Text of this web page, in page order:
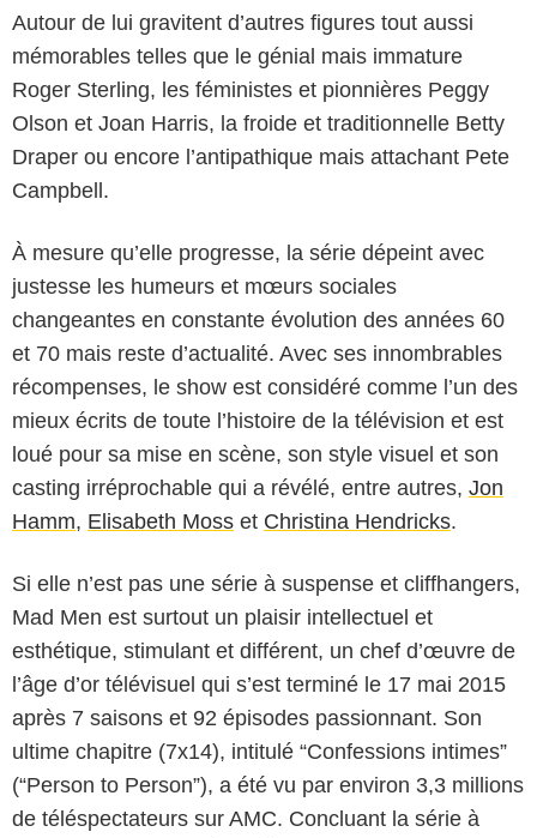
Autour de lui gravitent d’autres figures tout aussi
mémorables telles que le génial mais immature
Roger Sterling, les féministes et pionnières Peggy
Olson et Joan Harris, la froide et traditionnelle Betty
Draper ou encore l’antipathique mais attachant Pete
Campbell.
À mesure qu’elle progresse, la série dépeint avec
justesse les humeurs et mœurs sociales
changeantes en constante évolution des années 60
et 70 mais reste d’actualité. Avec ses innombrables
récompenses, le show est considéré comme l’un des
mieux écrits de toute l’histoire de la télévision et est
loué pour sa mise en scène, son style visuel et son
casting irréprochable qui a révélé, entre autres, Jon
Hamm, Elisabeth Moss et Christina Hendricks.
Si elle n’est pas une série à suspense et cliffhangers,
Mad Men est surtout un plaisir intellectuel et
esthétique, stimulant et différent, un chef d’œuvre de
l’âge d’or télévisuel qui s’est terminé le 17 mai 2015
après 7 saisons et 92 épisodes passionnant. Son
ultime chapitre (7x14), intitulé “Confessions intimes”
(“Person to Person”), a été vu par environ 3,3 millions
de téléspectateurs sur AMC. Concluant la série à